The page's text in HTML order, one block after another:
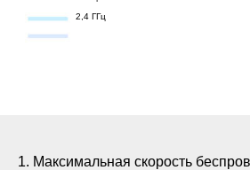
2,4 ГГц
1. Максимальная скорость